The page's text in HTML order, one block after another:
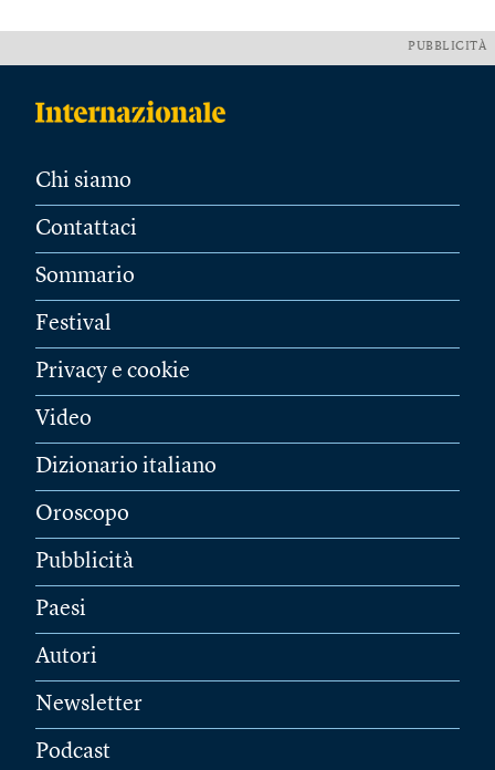
PUBBLICITÀ
Chi siamo
Contattaci
Sommario
Festival
Privacy e cookie
Video
Dizionario italiano
Oroscopo
Pubblicità
Paesi
Autori
Newsletter
Podcast